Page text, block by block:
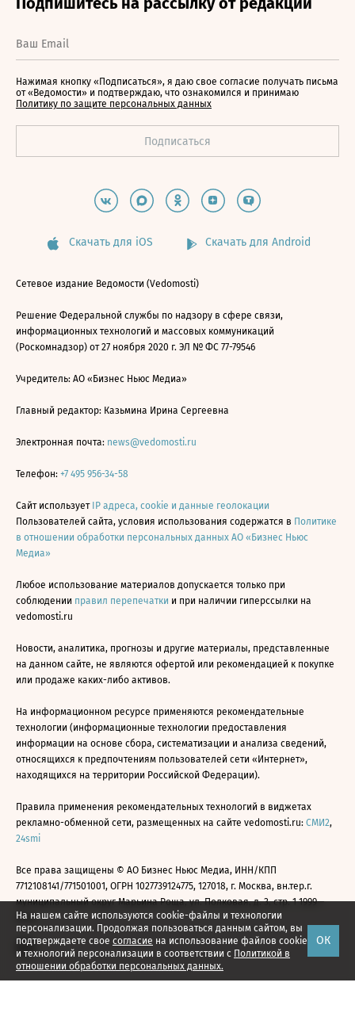
На нашем сайте используются cookie-файлы и технологии
персонализации. Продолжая пользоваться данным сайтом, вы
подтверждаете свое согласие на использование файлов cookie
и технологий персонализации в соответствии с Политикой в
отношении обработки персональных данных.
ОК
Нажимая кнопку «Подписаться», я даю свое согласие получать письма
от «Ведомости» и подтверждаю, что ознакомился и принимаю
Политику по защите персональных данных
Скачать для iOS Скачать для Android
Сетевое издание Ведомости (Vedomosti)
Решение Федеральной службы по надзору в сфере связи,
информационных технологий и массовых коммуникаций
(Роскомнадзор) от 27 ноября 2020 г. ЭЛ № ФС 77-79546
Учредитель: АО «Бизнес Ньюс Медиа»
Главный редактор: Казьмина Ирина Сергеевна
Электронная почта: news@vedomosti.ru
Телефон: +7 495 956-34-58
Сайт использует IP адреса, cookie и данные геолокации
Пользователей сайта, условия использования содержатся в Политике
в отношении обработки персональных данных АО «Бизнес Ньюс
Медиа»
Любое использование материалов допускается только при
соблюдении правил перепечатки и при наличии гиперссылки на
vedomosti.ru
Новости, аналитика, прогнозы и другие материалы, представленные
на данном сайте, не являются офертой или рекомендацией к покупке
или продаже каких-либо активов.
На информационном ресурсе применяются рекомендательные
технологии (информационные технологии предоставления
информации на основе сбора, систематизации и анализа сведений,
относящихся к предпочтениям пользователей сети «Интернет»,
находящихся на территории Российской Федерации).
Правила применения рекомендательных технологий в виджетах
рекламно-обменной сети, размещенных на сайте vedomosti.ru: СМИ2,
24smi
Все права защищены © АО Бизнес Ньюс Медиа, ИНН/КПП
7712108141/771501001, ОГРН 1027739124775, 127018, г. Москва, вн.тер.г.
муниципальный округ Марьина Роща, ул. Полковая, д. 3, стр. 1 1999—
2026